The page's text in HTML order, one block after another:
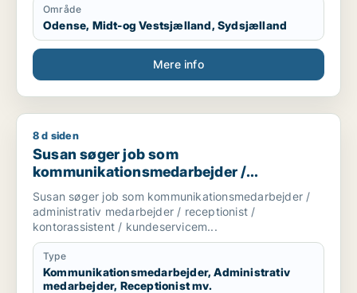
Område
Odense, Midt-og Vestsjælland, Sydsjælland
Mere info
Susan søger job som kommunikationsmedarbejder /
8 d siden
Susan søger job som
kommunikationsmedarbejder /
administrativ medarbejder / receptionist /
kontorassistent /
kundeservicemedarbejder
Susan søger job som kommunikationsmedarbejder /
administrativ medarbejder / receptionist /
kontorassistent / kundeservicem...
Type
Kommunikationsmedarbejder, Administrativ
medarbejder, Receptionist mv.